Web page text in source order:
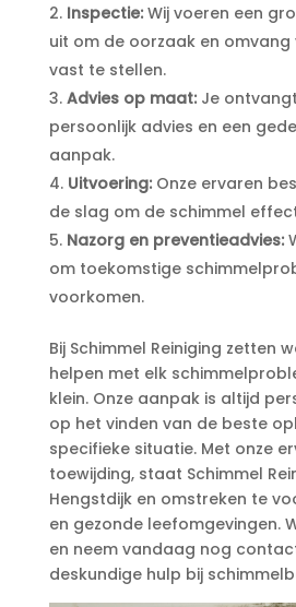
Inspectie:Wij voeren een
uit om de oorzaak en
vast te stellen.​
Advies op maat:Je
persoonlijk advies en een
aanpak.​
Uitvoering:Onze ervaren
de slag om de schimmel
Nazorg en preventieadvies:
om toekomstige
voorkomen.​
Bij Schimmel Reiniging zetten
helpen met elk
klein.​ Onze aanpak is altijd
op het vinden van de beste
specifieke situatie.​ Met onze
toewijding, staat Schimmel
Hengstdijk en omstreken te
en gezonde leefomgevingen.​
en neem vandaag nog
deskundige hulp bij